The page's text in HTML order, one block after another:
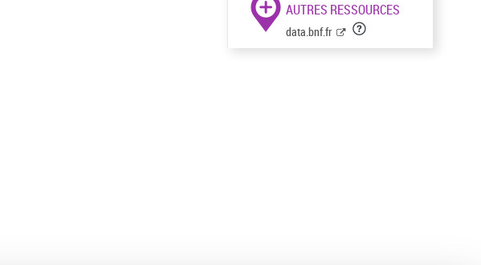
AUTRES RESSOURCES
data.bnf.fr